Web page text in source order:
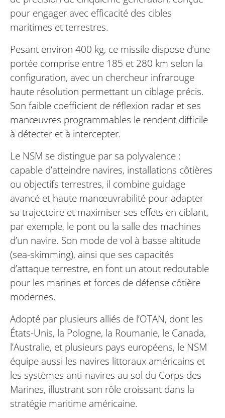
pour engager avec efficacité des cibles
maritimes et terrestres.
Pesant environ 400 kg, ce missile dispose d’une
portée comprise entre 185 et 280 km selon la
configuration, avec un chercheur infrarouge
haute résolution permettant un ciblage précis.
Son faible coefficient de réflexion radar et ses
manœuvres programmables le rendent difficile
à détecter et à intercepter.
Le NSM se distingue par sa polyvalence :
capable d’atteindre navires, installations côtières
ou objectifs terrestres, il combine guidage
avancé et haute manœuvrabilité pour adapter
sa trajectoire et maximiser ses effets en ciblant,
par exemple, le pont ou la salle des machines
d’un navire. Son mode de vol à basse altitude
(sea-skimming), ainsi que ses capacités
d’attaque terrestre, en font un atout redoutable
pour les marines et forces de défense côtière
modernes.
Adopté par plusieurs alliés de l’OTAN, dont les
États-Unis, la Pologne, la Roumanie, le Canada,
l’Australie, et plusieurs pays européens, le NSM
équipe aussi les navires littoraux américains et
les systèmes anti-navires au sol du Corps des
Marines, illustrant son rôle croissant dans la
stratégie maritime américaine.